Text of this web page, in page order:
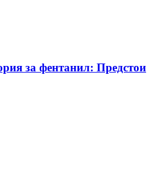
за фентанил: Предстои